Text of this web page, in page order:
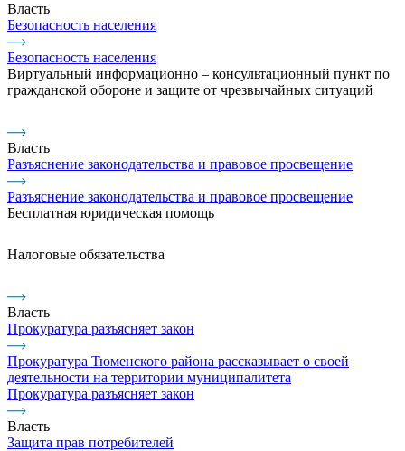
Власть
Безопасность населения
Безопасность населения
Виртуальный информационно – консультационный пункт по
гражданской обороне и защите от чрезвычайных ситуаций
Власть
Разъяснение законодательства и правовое просвещение
Разъяснение законодательства и правовое просвещение
Бесплатная юридическая помощь
Налоговые обязательства
Власть
Прокуратура разъясняет закон
Прокуратура Тюменского района рассказывает о своей
деятельности на территории муниципалитета
Прокуратура разъясняет закон
Власть
Защита прав потребителей